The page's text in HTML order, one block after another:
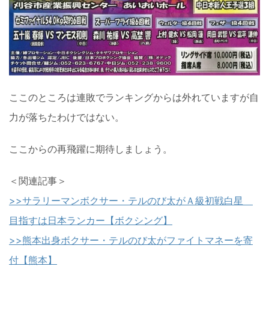
ここのところは連敗でランキングからは外れていますが自
力が落ちたわけではない。
ここからの再飛躍に期待しましょう。
＜関連記事＞
>>サラリーマンボクサー・テルのび太がＡ級初戦白星
目指すは日本ランカー【ボクシング】
>>熊本出身ボクサー・テルのび太がファイトマネーを寄
付【熊本】